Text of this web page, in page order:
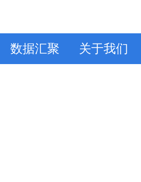
数据汇聚 关于我们